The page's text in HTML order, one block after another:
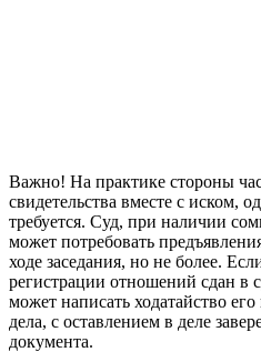
Важно! На практике стороны
свидетельства вместе с иском,
требуется. Суд, при наличии
может потребовать
ходе заседания, но не более.
регистрации отношений сдан в
может написать ходатайство
дела, с оставлением в деле
документа.